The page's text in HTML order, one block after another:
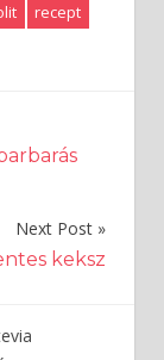
recept
Next Post
keksz